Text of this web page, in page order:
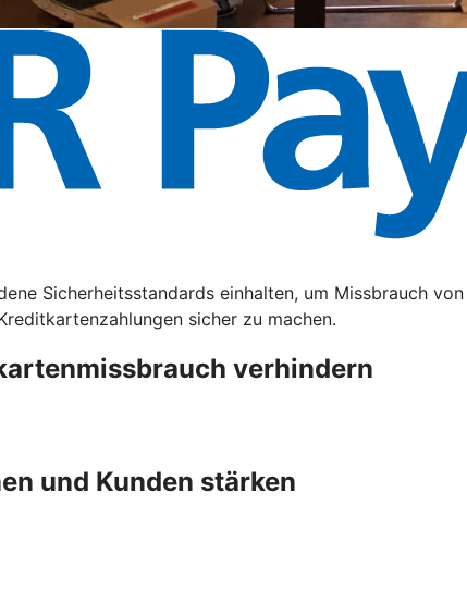
Sicherheitsstandards einhalten, um Missbrauch
sicher zu machen.
verhindern
und Kunden stärken